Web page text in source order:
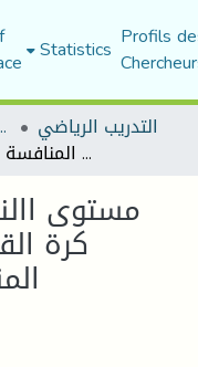
Statistics Profils
and Techniques التدريب الرياضي
مستوى االنجاز الرياضي لدى العبي كرة القدم التحضير البدني قبل المنافسة ودوره في زيادة
مستوى
كرة